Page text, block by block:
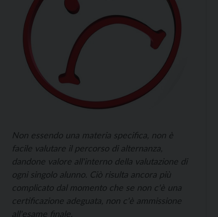
Non essendo una materia specifica, non è
facile valutare il percorso di alternanza,
dandone valore all'interno della valutazione di
ogni singolo alunno. Ciò risulta ancora più
complicato dal momento che se non c'è una
certificazione adeguata, non c'è ammissione
all'esame finale.